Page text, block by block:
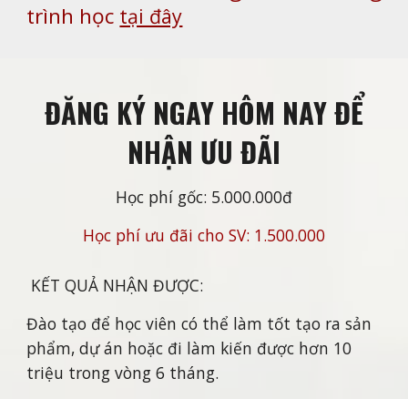
trình học tại đây
ĐĂNG KÝ NGAY HÔM NAY ĐỂ
NHẬN ƯU ĐÃI
Học phí gốc: 5.000.000đ
Học phí ưu đãi cho SV: 1.500.000
KẾT QUẢ NHẬN ĐƯỢC:
Đào tạo để học viên có thể làm tốt tạo ra sản
phẩm, dự án hoặc đi làm kiến được hơn 10
triệu trong vòng 6 tháng.